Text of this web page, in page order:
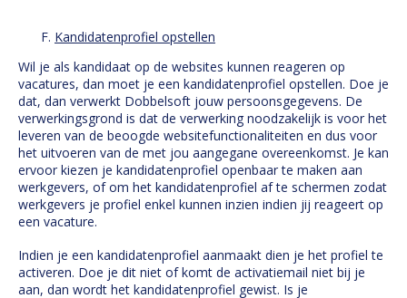
Kandidatenprofiel opstellen
Wil je als kandidaat op de websites kunnen reageren op
vacatures, dan moet je een kandidatenprofiel opstellen. Doe je
dat, dan verwerkt Dobbelsoft jouw persoonsgegevens. De
verwerkingsgrond is dat de verwerking noodzakelijk is voor het
leveren van de beoogde websitefunctionaliteiten en dus voor
het uitvoeren van de met jou aangegane overeenkomst. Je kan
ervoor kiezen je kandidatenprofiel openbaar te maken aan
werkgevers, of om het kandidatenprofiel af te schermen zodat
werkgevers je profiel enkel kunnen inzien indien jij reageert op
een vacature.
Indien je een kandidatenprofiel aanmaakt dien je het profiel te
activeren. Doe je dit niet of komt de activatiemail niet bij je
aan, dan wordt het kandidatenprofiel gewist. Is je